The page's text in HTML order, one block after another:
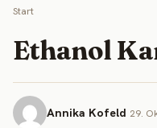
Start
Ethanol
Annika Kofeld 29.